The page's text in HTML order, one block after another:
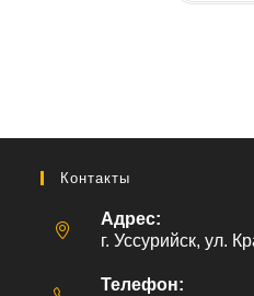
Контакты
Адрес:
г. Уссурийск, ул.
Телефон: